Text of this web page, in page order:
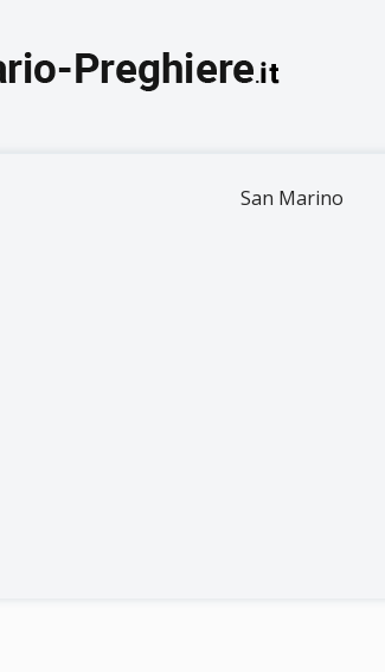
San Marino